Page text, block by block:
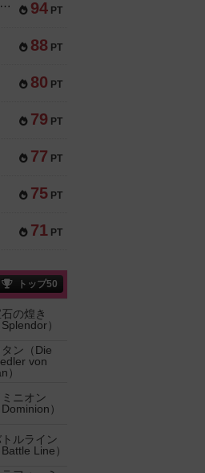
94 PT
ファースト・イン・フライト
88 PT
80 PT
79 PT
77 PT
75 PT
71 PT
トップ50